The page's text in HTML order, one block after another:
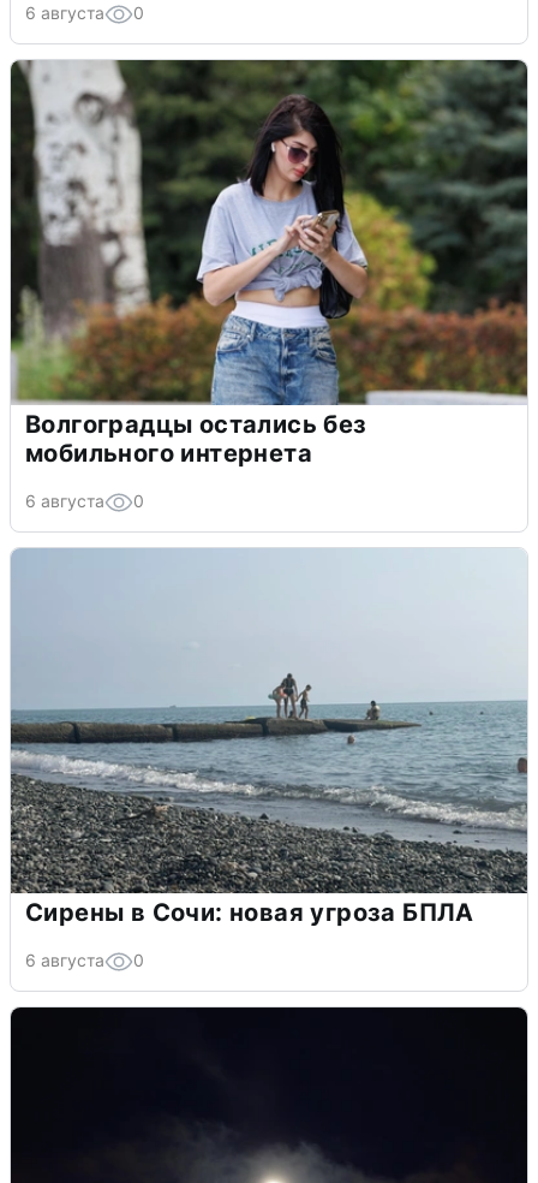
6 августа 0
Волгоградцы остались без
мобильного интернета
6 августа 0
Сирены в Сочи: новая угроза БПЛА
6 августа 0